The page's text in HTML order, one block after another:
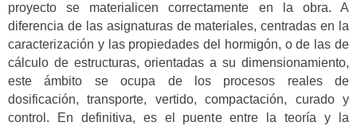
proyecto se materialicen correctamente en la obra. A
diferencia de las asignaturas de materiales, centradas en la
caracterización y las propiedades del hormigón, o de las de
cálculo de estructuras, orientadas a su dimensionamiento,
este ámbito se ocupa de los procesos reales de
dosificación, transporte, vertido, compactación, curado y
control. En definitiva, es el puente entre la teoría y la